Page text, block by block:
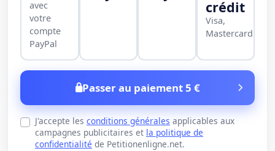
avec
votre
compte
PayPal
crédit
Visa,
Mastercard
Passer au paiement 5 €
J'accepte les conditions générales applicables aux
campagnes publicitaires et la politique de
confidentialité de Petitionenligne.net.